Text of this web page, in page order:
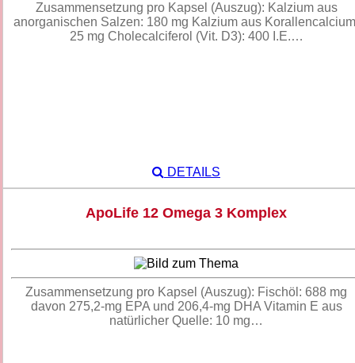
Zusammensetzung pro Kapsel (Auszug): Kalzium aus
anorganischen Salzen: 180 mg Kalzium aus
25 mg Cholecalciferol (Vit. D3): 400 I.E.…
DETAILS
ApoLife 12 Omega 3 Komplex
Zusammensetzung pro Kapsel (Auszug): Fischöl: 688 mg
davon 275,2-mg EPA und 206,4-mg DHA Vitamin E aus
natürlicher Quelle: 10 mg…